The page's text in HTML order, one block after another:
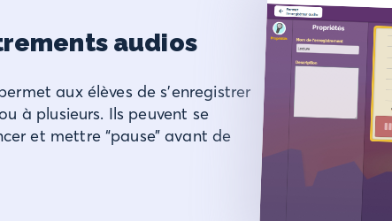
audios
aux élèves de s’enregistrer
à plusieurs. Ils peuvent se
et mettre “pause” avant de